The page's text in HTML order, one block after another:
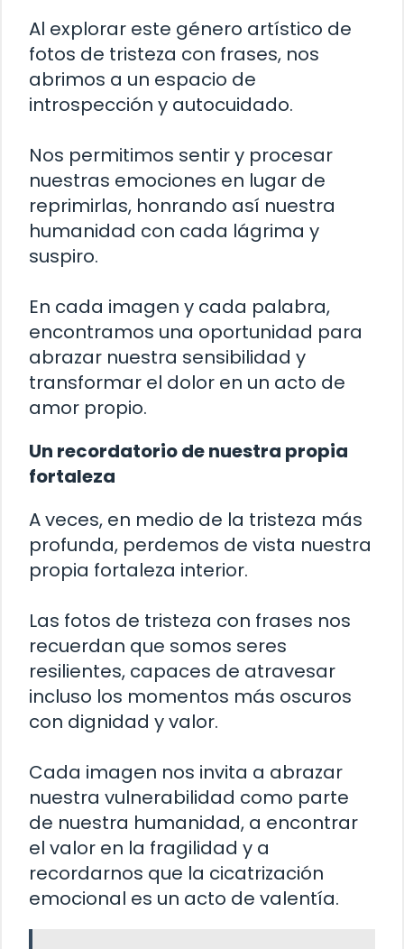
Al explorar este género artístico de
fotos de tristeza con frases, nos
abrimos a un espacio de
introspección y autocuidado.
Nos permitimos sentir y procesar
nuestras emociones en lugar de
reprimirlas, honrando así nuestra
humanidad con cada lágrima y
suspiro.
En cada imagen y cada palabra,
encontramos una oportunidad para
abrazar nuestra sensibilidad y
transformar el dolor en un acto de
amor propio.
Un recordatorio de nuestra propia
fortaleza
A veces, en medio de la tristeza más
profunda, perdemos de vista nuestra
propia fortaleza interior.
Las fotos de tristeza con frases nos
recuerdan que somos seres
resilientes, capaces de atravesar
incluso los momentos más oscuros
con dignidad y valor.
Cada imagen nos invita a abrazar
nuestra vulnerabilidad como parte
de nuestra humanidad, a encontrar
el valor en la fragilidad y a
recordarnos que la cicatrización
emocional es un acto de valentía.